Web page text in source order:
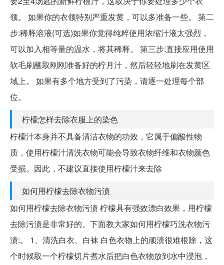
领。 如果你的衣领特别严重发黄，可以多准备一些。 第二
步:稀释溶液(可选)如果你觉得纯粹使用浓缩汁液太强烈，
可以加入相等量的温水，将其稀释。 第三步:直接应用使用
软毛刷蘸取刚刚准备好的柠⽉汁，然后轻轻地刷在发黄区
域上。 如果有多个地方受到了污染，请逐一处理每个部
位。
柠檬怎样去除衣服上的染色
柠檬汁本身并不具备清洁衣物的功效，它属于偏酸性物
质，使用柠檬汁清洗衣物可能会导致衣物纤维和衣物颜色
受损。因此，不建议直接使用柠檬汁来去除
如何用柠檬去除衣物污渍
如何用柠檬去除衣物污渍 柠檬具有强效漂白效果，用柠檬
去除污渍是非常好的。下面教大家如何用柠檬巧洗衣物污
渍:。 1、清洗白衣、白袜 白色衣物上的顽渍很难根除，这
个时候取一个柠檬切片煮水后把白色衣物放到水中浸泡，